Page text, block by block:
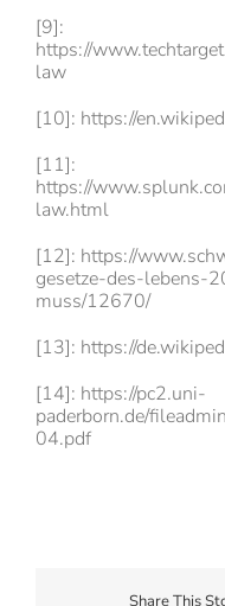
[9]:
https://
law
[10]: https://
[11]:
https://
law.html
[12]: https://
gesetze-des-lebens-
muss/12670/
[13]: https://
[14]: https://pc2.uni-
paderborn.de/
04.pdf
Share This